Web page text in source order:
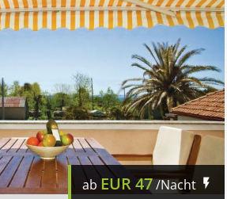
ab EUR47/Nacht